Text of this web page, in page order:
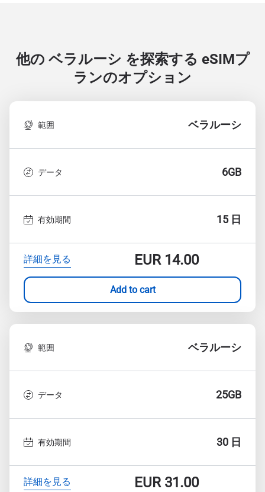
他の ベラルーシ を探索する eSIMプ
ランのオプション
範囲 ベラルーシ
データ 6GB
有効期間 15 日
詳細を見る EUR14.00
Add to cart
範囲 ベラルーシ
データ 25GB
有効期間 30 日
詳細を見る EUR31.00